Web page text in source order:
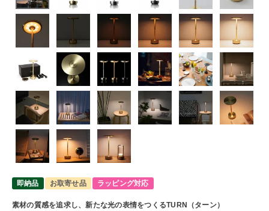
即納品 お取寄せ品 ラッピング対応
素材の質感を追求し、新たな光の表情をつくるTURN（ターン）